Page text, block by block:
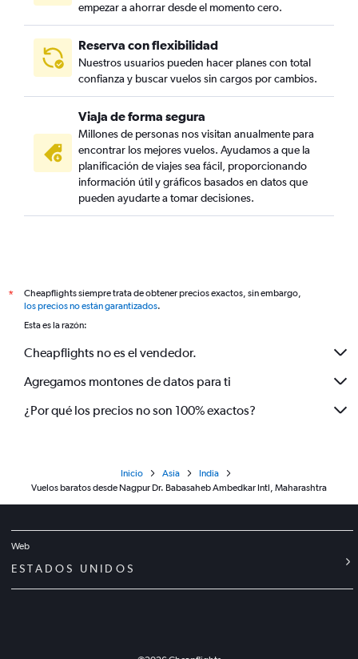
empezar a ahorrar desde el momento cero.
Reserva con flexibilidad
Nuestros usuarios pueden hacer planes con total
confianza y buscar vuelos sin cargos por cambios.
Viaja de forma segura
Millones de personas nos visitan anualmente para
encontrar los mejores vuelos. Ayudamos a que la
planificación de viajes sea fácil, proporcionando
información útil y gráficos basados en datos que
pueden ayudarte a tomar decisiones.
*
Cheapflights siempre trata de obtener precios exactos, sin embargo,
los precios no están garantizados.
Esta es la razón:
Cheapflights no es el vendedor.
Agregamos montones de datos para ti
¿Por qué los precios no son 100% exactos?
Inicio Asia
India
Vuelos baratos desde Nagpur Dr. Babasaheb Ambedkar Intl, Maharashtra
Web
ESTADOS UNIDOS